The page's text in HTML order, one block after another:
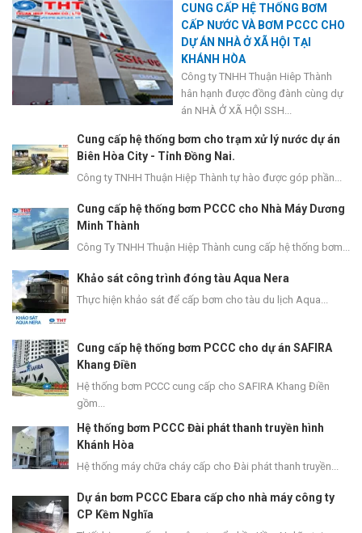
CUNG CẤP HỆ THỐNG BƠM
CẤP NƯỚC VÀ BƠM PCCC CHO
DỰ ÁN NHÀ Ở XÃ HỘI TẠI
KHÁNH HÒA
Công ty TNHH Thuận Hiêp Thành
hân hạnh được đồng đành cùng dự
án NHÀ Ở XÃ HỘI SSH...
Cung cấp hệ thống bơm cho trạm xử lý nước dự án
Biên Hòa City - Tỉnh Đồng Nai.
Công ty TNHH Thuận Hiệp Thành tự hào được góp phần...
Cung cấp hệ thống bơm PCCC cho Nhà Máy Dương
Minh Thành
Công Ty TNHH Thuận Hiệp Thành cung cấp hệ thống bơm...
Khảo sát công trình đóng tàu Aqua Nera
Thực hiện khảo sát để cấp bơm cho tàu du lịch Aqua...
Cung cấp hệ thống bơm PCCC cho dự án SAFIRA
Khang Điền
Hệ thống bơm PCCC cung cấp cho SAFIRA Khang Điền
gồm...
Hệ thống bơm PCCC Đài phát thanh truyền hình
Khánh Hòa
Hệ thống máy chữa cháy cấp cho Đài phát thanh truyền...
Dự án bơm PCCC Ebara cấp cho nhà máy công ty
CP Kềm Nghĩa